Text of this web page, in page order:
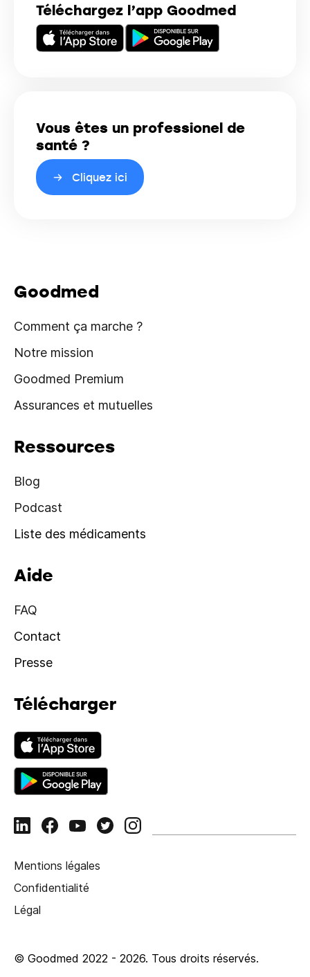
Téléchargez l’app Goodmed
Vous êtes un professionel de
santé ?
Cliquez ici
Goodmed
Comment ça marche ?
Notre mission
Goodmed Premium
Assurances et mutuelles
Ressources
Blog
Podcast
Liste des médicaments
Aide
FAQ
Contact
Presse
Télécharger
Mentions légales
Confidentialité
Légal
© Goodmed 2022 - 2026. Tous droits réservés.